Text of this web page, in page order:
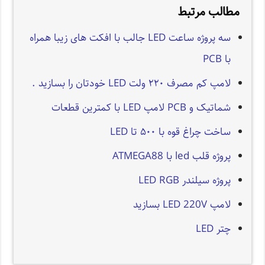
مطالب مرتبط
سه پروژه ساعت LED جالب با افکت های زیبا همراه
با PCB
لامپ کم مصرف ۲۲۰ ولت LED خودتان را بسازید .
شماتیک و PCB لامپ LED با کمترین قطعات
ساخت چراغ قوه با ۵۰۰ تا LED
پروژه قلب led با ATMEGA88
پروژه سیلندر LED RGB
لامپ LED 220V بسازید
چتر LED